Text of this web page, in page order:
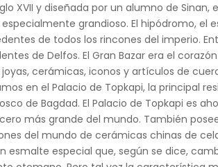
XVII y diseñada por un alumno de
grandioso. El hipódromo, el
de todos los rincones del imperio.
de Delfos. El Gran Bazar era el
cerámicas, iconos y artículos de
en el Palacio de Topkapi, la principal
de Bagdad. El Palacio de Topkapi es
más grande del mundo. También
del mundo de cerámicas chinas de
especial que, según se dice,